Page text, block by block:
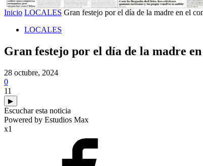
Inicio LOCALES Gran festejo por el día de la madre en el
LOCALES
Gran festejo por el día de la madre
28 octubre, 2024
0
11
▶
Escuchar esta noticia
Powered by Estudios Max
x1